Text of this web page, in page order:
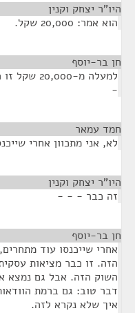
היו"ר יצחק וקנין
הוא אמר: 20,000 שקל.
חן בר-יוסף
למעלה מ-
-
חמד עמאר
לא, אני מתכוון אחרי
היו"ר יצחק וקנין
זה כבר - - -
חן בר-יוסף
אחרי שייכנסו עוד
הזה. זו כבר מציאות
השוק הזה. אבל גם נמצא
דבר טוב: גם ברמת
איך שלא נקרא לזה.